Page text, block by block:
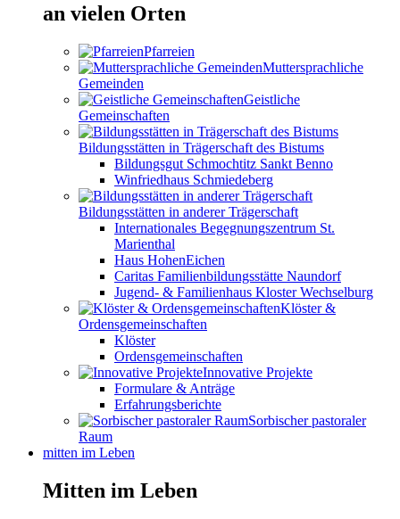
an vielen Orten
Pfarreien
Muttersprachliche
Gemeinden
Geistliche
Gemeinschaften
Bildungsstätten in Trägerschaft des Bistums
Bildungsgut Schmochtitz Sankt Benno
Winfriedhaus Schmiedeberg
Bildungsstätten in anderer Trägerschaft
Internationales Begegnungszentrum St.
Marienthal
Haus HohenEichen
Caritas Familienbildungsstätte Naundorf
Jugend- & Familienhaus Kloster Wechselburg
Klöster &
Ordensgemeinschaften
Klöster
Ordensgemeinschaften
Innovative Projekte
Formulare & Anträge
Erfahrungsberichte
Sorbischer pastoraler
Raum
mitten im Leben
Mitten im Leben